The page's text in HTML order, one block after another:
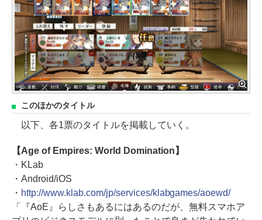
このほかのタイトル
以下、各1票のタイトルを掲載していく。
【Age of Empires: World Domination】
・KLab
・Android/iOS
・ http://www.klab.com/jp/services/klabgames/aoewd/
「『AoE』らしさもあるにはあるのだが、無料スマホア